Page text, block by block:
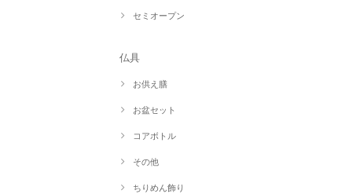
セミオープン
仏具
お供え膳
お盆セット
コアボトル
その他
ちりめん飾り